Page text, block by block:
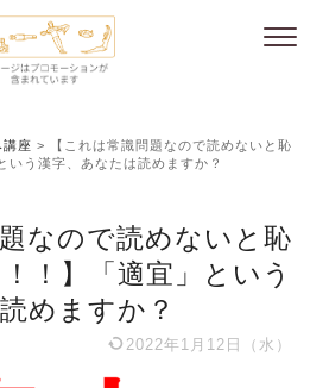
講座 >
【これは常識問題なので読めないと恥
いう漢字、あなたは読めますか？
なので読めないと恥
！】「適宜」という
めますか？
2022年1月12日（水）